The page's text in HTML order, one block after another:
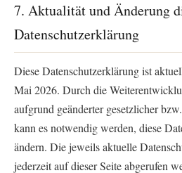
7. Aktualität und Änderung
Datenschutzerklärung
Diese Datenschutzerklärung ist
Mai 2026. Durch die
aufgrund geänderter gesetzlicher
kann es notwendig werden, diese
ändern. Die jeweils aktuelle
jederzeit auf dieser Seite abgerufen